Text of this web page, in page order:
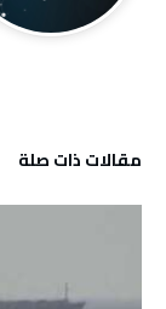
‫مقالات ذات صلة‬